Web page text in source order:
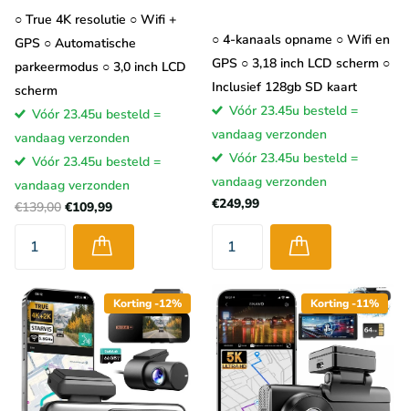
○ True 4K resolutie ○ Wifi +
GPS ○ Automatische
parkeermodus ○ 3,0 inch LCD
scherm
Vóór 23.45u besteld =
vandaag verzonden
Vóór 23.45u besteld =
vandaag verzonden
€139,00 €109,99
○ 4-kanaals opname ○ Wifi en
GPS ○ 3,18 inch LCD scherm ○
Inclusief 128gb SD kaart
Vóór 23.45u besteld =
vandaag verzonden
Vóór 23.45u besteld =
vandaag verzonden
€249,99
Korting -12% Korting -11%